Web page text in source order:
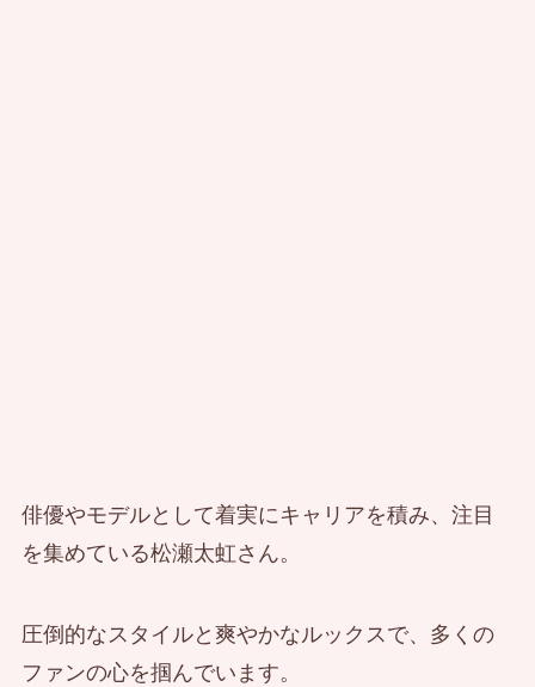
俳優やモデルとして着実にキャリアを積み、注目
を集めている松瀬太虹さん。
圧倒的なスタイルと爽やかなルックスで、多くの
ファンの心を掴んでいます。